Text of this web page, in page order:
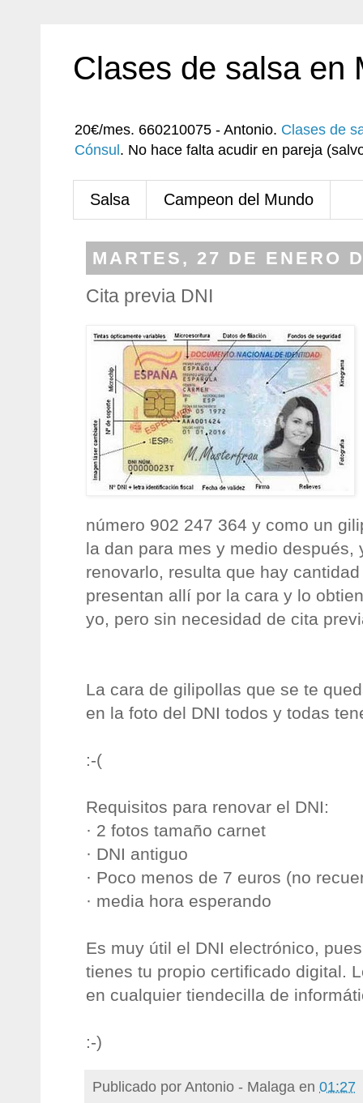
Clases de salsa en
20€/mes. 660210075 - Antonio. Clases de
Cónsul . No hace falta acudir en pareja
Salsa Campeon del Mundo
MARTES, 27 DE ENERO
Cita previa DNI
número 902 247 364 y como un
la dan para mes y medio después,
renovarlo, resulta que hay
presentan allí por la cara y lo
yo, pero sin necesidad de cita
La cara de gilipollas que se te
en la foto del DNI todos y todas
:-(
Requisitos para renovar el DNI:
· 2 fotos tamaño carnet
· DNI antiguo
· Poco menos de 7 euros (no
· media hora esperando
Es muy útil el DNI electrónico,
tienes tu propio certificado digital.
en cualquier tiendecilla de
:-)
Publicado porAntonio - Malaga en 01:27